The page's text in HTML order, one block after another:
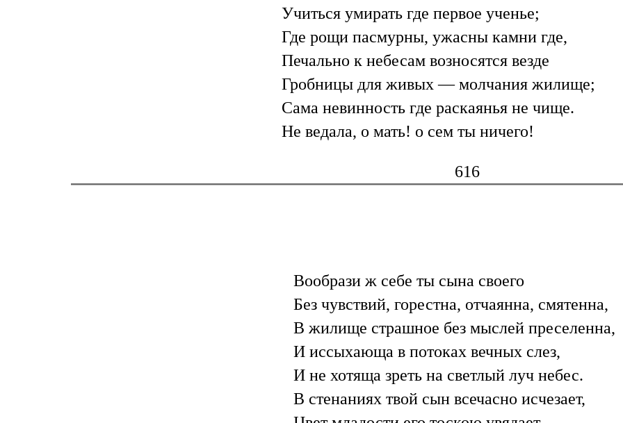
Учиться умирать где первое ученье;
Где рощи пасмурны, ужасны камни где,
Печально к небесам возносятся везде
Гробницы для живых — молчания жилище;
Сама невинность где раскаянья не чище.
Не ведала, о мать! о сем ты ничего!
616
Вообрази ж себе ты сына своего
Без чувствий, горестна, отчаянна, смятенна,
В жилище страшное без мыслей преселенна,
И иссыхающа в потоках вечных слез,
И не хотяща зреть на светлый луч небес.
В стенаниях твой сын всечасно исчезает,